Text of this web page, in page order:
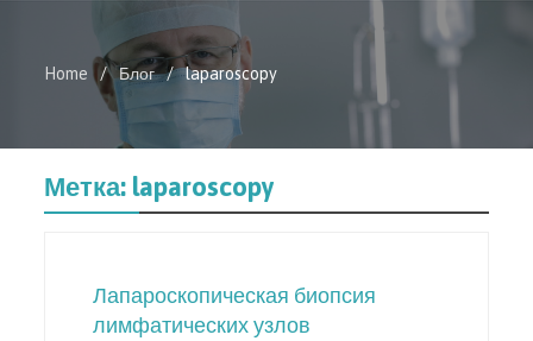
Home Блог laparoscopy
Метка: laparoscopy
Лапароскопическая биопсия
лимфатических узлов